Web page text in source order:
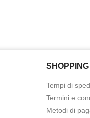
Tempi di
Termini e
Metodi di